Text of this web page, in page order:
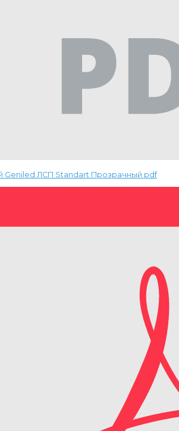
Geniled ЛСП Standart Прозрачный.pdf